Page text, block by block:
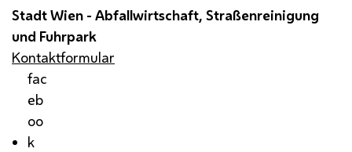
Stadt Wien - Abfallwirtschaft, Straßenreinigung
und Fuhrpark
Kontaktformular
fac
eb
oo
k